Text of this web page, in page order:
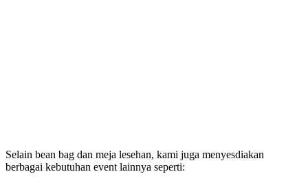
Selain bean bag dan meja lesehan, kami juga menyesdiakan
berbagai kebutuhan event lainnya seperti: